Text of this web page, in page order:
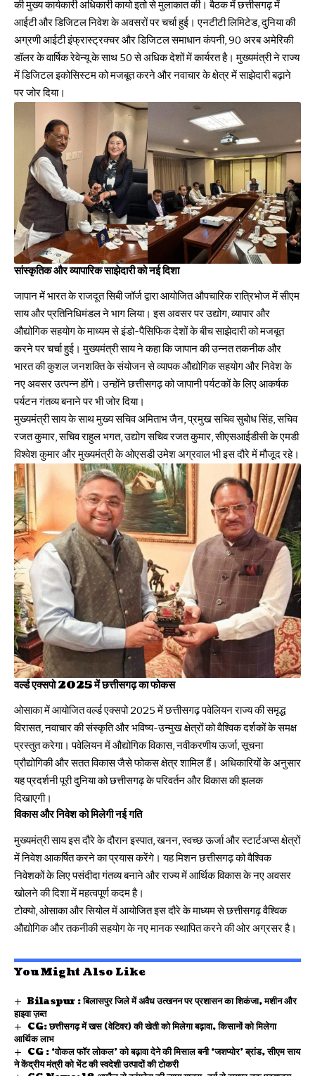
की मुख्य कार्यकारी अधिकारी कायो इतो से मुलाकात की। बैठक में छत्तीसगढ़ में
आईटी और डिजिटल निवेश के अवसरों पर चर्चा हुई। एनटीटी लिमिटेड, दुनिया की
अग्रणी आईटी इंफ्रास्ट्रक्चर और डिजिटल समाधान कंपनी, 90 अरब अमेरिकी
डॉलर के वार्षिक रेवेन्यू के साथ 50 से अधिक देशों में कार्यरत है। मुख्यमंत्री ने राज्य
में डिजिटल इकोसिस्टम को मजबूत करने और नवाचार के क्षेत्र में साझेदारी बढ़ाने
पर जोर दिया।
सांस्कृतिक और व्यापारिक साझेदारी को नई दिशा
जापान में भारत के राजदूत सिबी जॉर्ज द्वारा आयोजित औपचारिक रात्रिभोज में सीएम
साय और प्रतिनिधिमंडल ने भाग लिया। इस अवसर पर उद्योग, व्यापार और
औद्योगिक सहयोग के माध्यम से इंडो-पैसिफिक देशों के बीच साझेदारी को मजबूत
करने पर चर्चा हुई। मुख्यमंत्री साय ने कहा कि जापान की उन्नत तकनीक और
भारत की कुशल जनशक्ति के संयोजन से व्यापक औद्योगिक सहयोग और निवेश के
नए अवसर उत्पन्न होंगे। उन्होंने छत्तीसगढ़ को जापानी पर्यटकों के लिए आकर्षक
पर्यटन गंतव्य बनाने पर भी जोर दिया।
मुख्यमंत्री साय के साथ मुख्य सचिव अमिताभ जैन, प्रमुख सचिव सुबोध सिंह, सचिव
रजत कुमार, सचिव राहुल भगत, उद्योग सचिव रजत कुमार, सीएसआईडीसी के एमडी
विश्वेश कुमार और मुख्यमंत्री के ओएसडी उमेश अग्रवाल भी इस दौरे में मौजूद रहे।
वर्ल्ड एक्सपो 2025 में छत्तीसगढ़ का फोकस
ओसाका में आयोजित वर्ल्ड एक्सपो 2025 में छत्तीसगढ़ पवेलियन राज्य की समृद्ध
विरासत, नवाचार की संस्कृति और भविष्य-उन्मुख क्षेत्रों को वैश्विक दर्शकों के समक्ष
प्रस्तुत करेगा। पवेलियन में औद्योगिक विकास, नवीकरणीय ऊर्जा, सूचना
प्रौद्योगिकी और सतत विकास जैसे फोकस क्षेत्र शामिल हैं। अधिकारियों के अनुसार
यह प्रदर्शनी पूरी दुनिया को छत्तीसगढ़ के परिवर्तन और विकास की झलक
दिखाएगी।
विकास और निवेश को मिलेगी नई गति
मुख्यमंत्री साय इस दौरे के दौरान इस्पात, खनन, स्वच्छ ऊर्जा और स्टार्टअप्स क्षेत्रों
में निवेश आकर्षित करने का प्रयास करेंगे। यह मिशन छत्तीसगढ़ को वैश्विक
निवेशकों के लिए पसंदीदा गंतव्य बनाने और राज्य में आर्थिक विकास के नए अवसर
खोलने की दिशा में महत्वपूर्ण कदम है।
टोक्यो, ओसाका और सियोल में आयोजित इस दौरे के माध्यम से छत्तीसगढ़ वैश्विक
औद्योगिक और तकनीकी सहयोग के नए मानक स्थापित करने की ओर अग्रसर है।
You Might Also Like
Bilaspur : बिलासपुर जिले में अवैध उत्खनन पर प्रशासन का शिकंजा, मशीन और
हाइवा ज़ब्त
CG: छत्तीसगढ़ में खस (वेटिवर) की खेती को मिलेगा बढ़ावा, किसानों को मिलेगा
आर्थिक लाभ
CG : ‘वोकल फॉर लोकल’ को बढ़ावा देने की मिसाल बनी ‘जशप्योर’ ब्रांड, सीएम साय
ने केंद्रीय मंत्री को भेंट की स्वदेशी उत्पादों की टोकरी